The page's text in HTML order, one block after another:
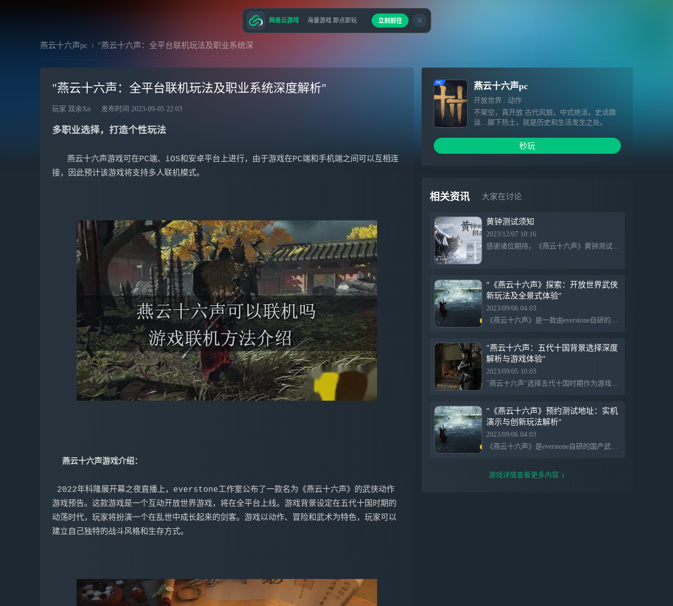
燕云十六声pc "燕云十六声：全平台联机玩法及职业系统深
"燕云十六声：全平台联机玩法及职业系统深度解析"
玩家 双余Xn 发布时间 2023-09-05 22:03
多职业选择，打造个性玩法
游戏预告。这款游戏是一个互动开放世界游戏，将在全平台上线。游戏背景设定在五代十国时期的
动荡时代，玩家将扮演一个在乱世中成长起来的剑客。游戏以动作、冒险和武术为特色，玩家可以
燕云十六声pc
开放世界
动作
不架空，真开放 古代风貌，中式绝活，史话趣
谈…脚下热土，就是历史和生活发生之处。 纯
人同行…无门无派练就武学奇术，不问出处我即
才有人人向往的自由。 挣脱过往的规则束缚，
聆听心中所想，创造独一无二的游戏之旅。 不
斗…玩转十八般武器，兼具物理科学与暴力美
学。 精心设计的武侠动作，兼纳百家的武学理
念，出手即是真功夫。 不独响，真共鸣 百工百
器，刑罚律令，王道兵戈…聆听电影级文化叙
事，探寻看得见的声音。 游览燕云大地，深入
秒玩
相关资讯 大家在讨论
黄钟测试须知
2023/12/07 10:16
感谢诸位期待，《燕云十六声》黄钟测试将于12月15日开启。 关于黄钟测试，想必大家有诸多疑问。 在此，十六整合了一些常见的问题，在此与诸位解答。 1、本次测试定性？ ——黄钟测试限量不计费删档，测
"《燕云十六声》探索：开放世界武侠
新玩法及全景式体验"
2023/09/06 04:03
《燕云十六声》是一款由everstone自研的国产武侠开放世界作品，展现了与传统武侠网游不同的硬核面貌，舞台设在五代至宋初的历史时期，特色在于将单人模式和多人模式融合的全新玩法。以一首《虞美人》作为开场，强调了故事的历史与时代质感，带来了深浸式的江湖体验。此外，《燕云十六声》强调“万物交互”的理念，将生物按照真实生态运行，形成了完整的食物链，为玩家提供丰富而有趣的体验。
"燕云十六声：五代十国背景选择深度
解析与游戏体验"
2023/09/05 10:03
"燕云十六声"选择五代十国时期作为游戏背景是因为这个时期比三国更为动荡，十个大国短时间内的诞生、战斗、灭亡，是一个充满变化和可能性的时代。游戏希望加入不同元素，让是作品独特。五代十国时期后的宋朝时代是中国历史上的文化高峰，作品希望展示这个时代从低谷到巅峰的变化。游戏场景面积约25平方公里，包括地上和地下的立体结构，地下还有隐藏地点。
"《燕云十六声》预约测试地址：实机
演示与创新玩法解析"
2023/09/06 04:03
《燕云十六声》是everstone自研的国产武侠开放世界作品，展示了不同的硬核面貌及画面粗粝质感，并创新融合了单人模式和多人模式玩法，表明了它与传统武侠网游划清界限的决心。游戏提供预约测试地址，点击即可获取实机演示视频。
游戏详情查看更多内容
网易云游戏 海量游戏 即点即玩 立刻前往